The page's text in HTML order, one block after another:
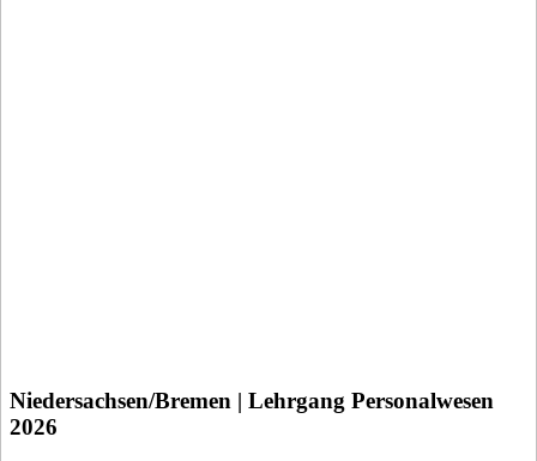
Niedersachsen/Bremen | Lehrgang Personalwesen
2026